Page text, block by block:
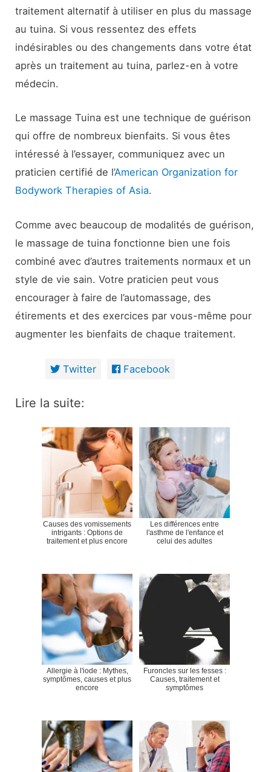
traitement alternatif à utiliser en plus du massage
au tuina. Si vous ressentez des effets
indésirables ou des changements dans votre état
après un traitement au tuina, parlez-en à votre
médecin.
Le massage Tuina est une technique de guérison
qui offre de nombreux bienfaits. Si vous êtes
intéressé à l’essayer, communiquez avec un
praticien certifié de l’American Organization for
Bodywork Therapies of Asia.
Comme avec beaucoup de modalités de guérison,
le massage de tuina fonctionne bien une fois
combiné avec d’autres traitements normaux et un
style de vie sain. Votre praticien peut vous
encourager à faire de l’automassage, des
étirements et des exercices par vous-même pour
augmenter les bienfaits de chaque traitement.
Twitter Facebook
Lire la suite:
Causes des vomissements
intrigants : Options de
traitement et plus encore
Les différences entre
l'asthme de l'enfance et
celui des adultes
Allergie à l'iode : Mythes,
symptômes, causes et plus
encore
Furoncles sur les fesses :
Causes, traitement et
symptômes